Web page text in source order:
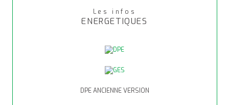
Les infos
ENERGETIQUES
DPE ANCIENNE VERSION